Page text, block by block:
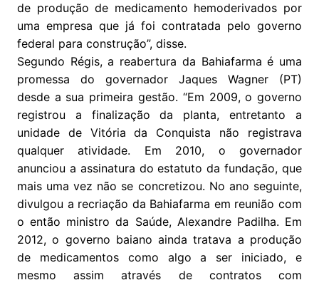
de produção de medicamento hemoderivados por
uma empresa que já foi contratada pelo governo
federal para construção”, disse.
Segundo Régis, a reabertura da Bahiafarma é uma
promessa do governador Jaques Wagner (PT)
desde a sua primeira gestão. “Em 2009, o governo
registrou a finalização da planta, entretanto a
unidade de Vitória da Conquista não registrava
qualquer atividade. Em 2010, o governador
anunciou a assinatura do estatuto da fundação, que
mais uma vez não se concretizou. No ano seguinte,
divulgou a recriação da Bahiafarma em reunião com
o então ministro da Saúde, Alexandre Padilha. Em
2012, o governo baiano ainda tratava a produção
de medicamentos como algo a ser iniciado, e
mesmo assim através de contratos com